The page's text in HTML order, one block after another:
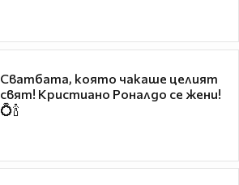
Сватбата, която чакаше целият
свят! Кристиано Роналдо се жени!
💍🍾